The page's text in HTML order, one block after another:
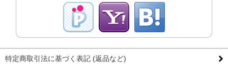
特定商取引法に基づく表記 (返品など)